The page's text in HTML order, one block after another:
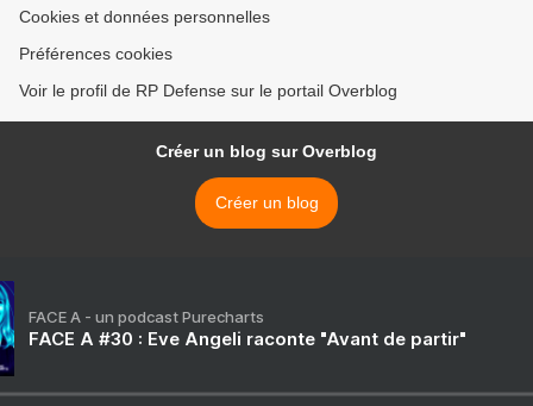
Cookies et données personnelles
Préférences cookies
Voir le profil de RP Defense sur le portail Overblog
Créer un blog sur Overblog
Créer un blog
FACE A - un podcast Purecharts
FACE A #30 : Eve Angeli raconte "Avant de partir"